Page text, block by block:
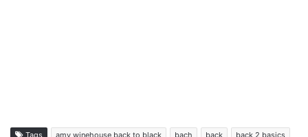
Tags amy winehouse back to black bach back
back 2 basics